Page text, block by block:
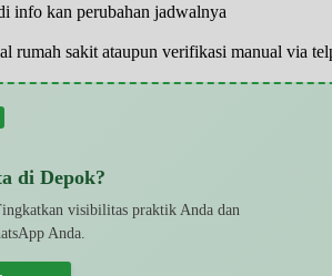
info kan perubahan jadwalnya
rumah sakit ataupun verifikasi manual via
di Depok?
visibilitas praktik Anda dan
Anda.